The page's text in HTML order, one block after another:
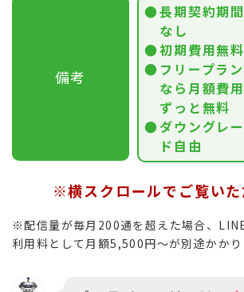
備考
長期契約期間
なし
初期費用無料
フリープラン
なら月額費用
ずっと無料
ダウングレー
ド自由
※横スクロールでご覧いた
※配信量が毎月200通を超えた場合、
利用料として月額5,500円〜が別途かかり